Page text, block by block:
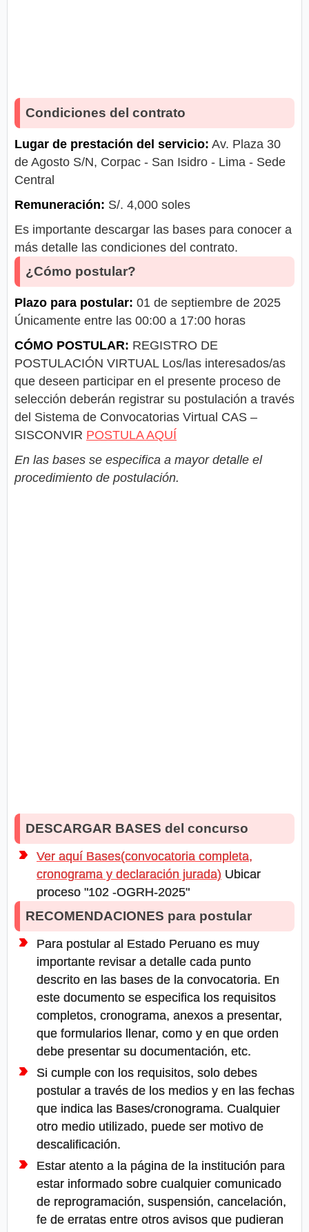
Condiciones del contrato
Lugar de prestación del servicio: Av. Plaza 30
de Agosto S/N, Corpac - San Isidro - Lima - Sede
Central
Remuneración: S/. 4,000 soles
Es importante descargar las bases para conocer a
más detalle las condiciones del contrato.
¿Cómo postular?
Plazo para postular: 01 de septiembre de 2025
Únicamente entre las 00:00 a 17:00 horas
CÓMO POSTULAR: REGISTRO DE
POSTULACIÓN VIRTUAL Los/las interesados/as
que deseen participar en el presente proceso de
selección deberán registrar su postulación a través
del Sistema de Convocatorias Virtual CAS –
SISCONVIR POSTULA AQUÍ
En las bases se especifica a mayor detalle el
procedimiento de postulación.
DESCARGAR BASES del concurso
Ver aquí Bases(convocatoria completa,
cronograma y declaración jurada) Ubicar
proceso "102 -OGRH-2025"
RECOMENDACIONES para postular
Para postular al Estado Peruano es muy
importante revisar a detalle cada punto
descrito en las bases de la convocatoria. En
este documento se especifica los requisitos
completos, cronograma, anexos a presentar,
que formularios llenar, como y en que orden
debe presentar su documentación, etc.
Si cumple con los requisitos, solo debes
postular a través de los medios y en las fechas
que indica las Bases/cronograma. Cualquier
otro medio utilizado, puede ser motivo de
descalificación.
Estar atento a la página de la institución para
estar informado sobre cualquier comunicado
de reprogramación, suspensión, cancelación,
fe de erratas entre otros avisos que pudieran